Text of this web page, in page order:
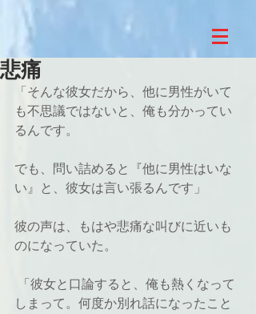
悲痛
「そんな彼女だから、他に男性がいて
も不思議ではないと、俺も分かってい
るんです。
でも、問い詰めると『他に男性はいな
い』と、彼女は言い張るんです」
彼の声は、もはや悲痛な叫びに近いも
のになっていた。
しまって。何度か別れ話になったこと